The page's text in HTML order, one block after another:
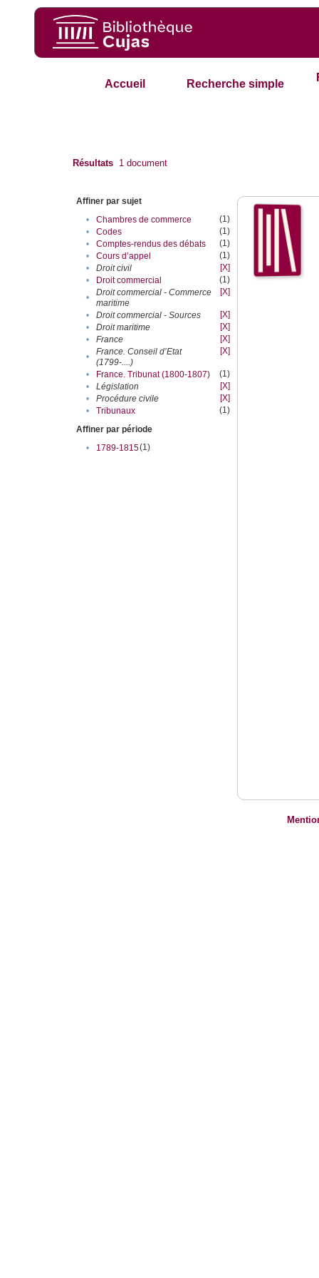
Accueil Recherche simple
Résultats 1 document
Affiner par sujet
•
Chambres de commerce
(1)
•
Codes
(1)
•
Comptes-rendus des débats
(1)
•
Cours d’appel
(1)
•
Droit civil
[X]
•
Droit commercial
(1)
•
Droit commercial - Commerce
maritime
[X]
• Droit commercial - Sources
[X]
•
Droit maritime
[X]
•
France
[X]
•
France. Conseil d’Etat
(1799-....)
[X]
• France. Tribunat (1800-1807)
(1)
•
Législation
[X]
•
Procédure civile
[X]
•
Tribunaux
(1)
Affiner par période
•
1789-1815(1)